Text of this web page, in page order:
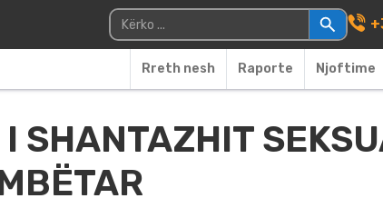
Main
Kërko për:
Rreth nesh Raporte Njoftime
SHANTAZHIT